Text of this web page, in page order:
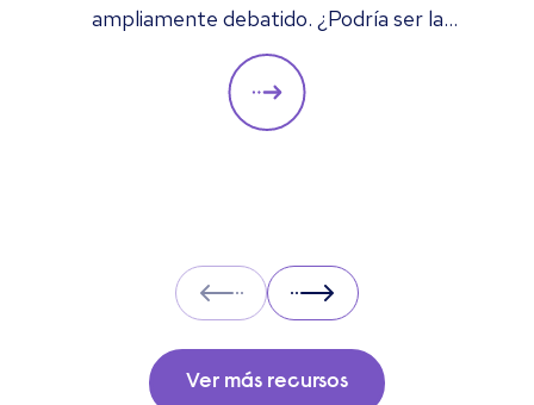
demasiado costoso?
ampliamente debatido. ¿Podría ser la
solución al desempleo, la inestabilidad
económica y la pobreza, o es demasiado
costoso y podría aumentar las tasas de
Prev Next
Ver más recursos